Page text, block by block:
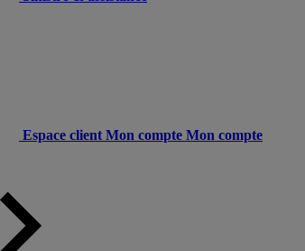
Espace client Mon compte Mon compte